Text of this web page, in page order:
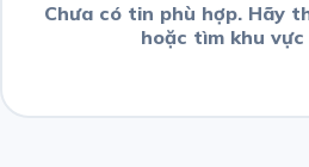
Chưa có tin phù hợp. Hãy
hoặc tìm khu vực